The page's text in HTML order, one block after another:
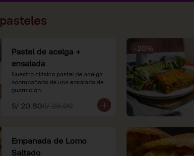
Pastel de acelga +
ensalada
Nuestro clásico pastel de acelga
acompañado de una ensalada de
guarnición.
S/ 20.80S/ 26.00
-20%
Empanada de Lomo
Saltado